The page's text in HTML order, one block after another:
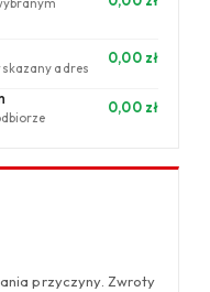
adres
0,00 zł
0,00 zł
przyczyny. Zwroty